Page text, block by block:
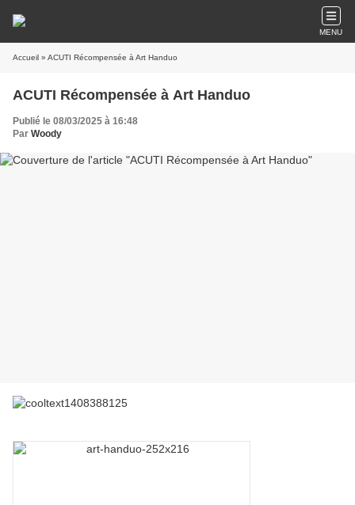
MENU
Accueil » ACUTI Récompensée à Art Handuo
ACUTI Récompensée à Art Handuo
Publié le 08/03/2025 à 16:48
Par Woody